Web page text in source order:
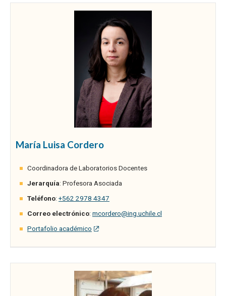
María Luisa Cordero
Coordinadora de Laboratorios Docentes
Jerarquía: Profesora Asociada
Teléfono: +562 2978 4347
Correo electrónico: mcordero@ing.uchile.cl
Portafolio académico